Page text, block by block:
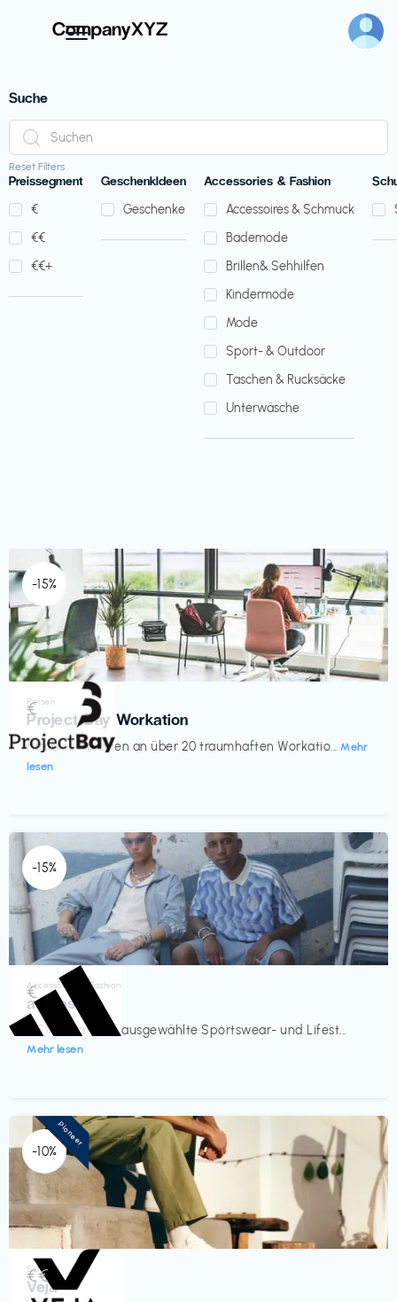
Suche
Reset Filters
Preissegment
€‎
€‎€‎
€‎€‎+
GeschenkIdeen
Geschenke
Accessories & Fashion
Accessoires & Schmuck
Bademode
Brillen& Sehhilfen
Kindermode
Mode
Sport- & Outdoor
Taschen & Rucksäcke
Unterwäsche
-15%
Reisen
Project Bay Workation
flexibles Arbeiten an über 20 traumhaften Workatio... Mehr
lesen
€‎
-15%
Accessoires & Fashion
adidas
-15% Rabatt auf ausgewählte Sportswear- und Lifest...
Mehr lesen
€‎
-10%
Schuhe
Veja
€€‎
Pioneer